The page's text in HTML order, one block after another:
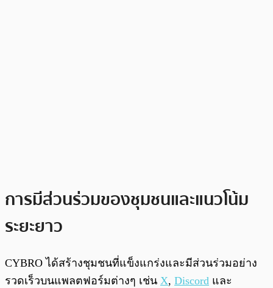
การมีส่วนร่วมของชุมชนและแนวโน้ม
ระยะยาว
CYBRO ได้สร้างชุมชนที่แข็งแกร่งและมีส่วนร่วมอย่าง
รวดเร็วบนแพลตฟอร์มต่างๆ เช่น X, Discord และ